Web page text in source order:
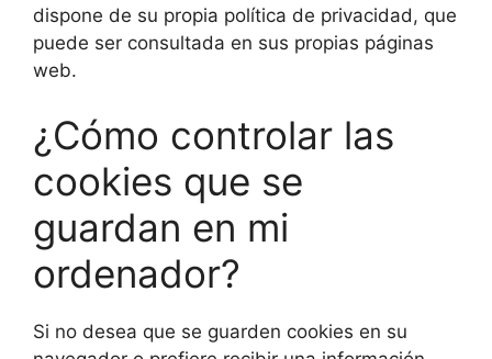
dispone de su propia política de privacidad, que
puede ser consultada en sus propias páginas
web.
¿Cómo controlar las
cookies que se
guardan en mi
ordenador?
Si no desea que se guarden cookies en su